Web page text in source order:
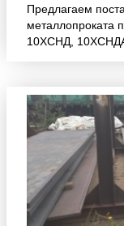
Предлагаем
металлопроката
10ХСНД,